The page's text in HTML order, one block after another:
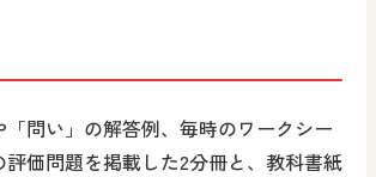
問い」の解答例、毎時のワークシー
評価問題を掲載した2分冊と、教科書紙